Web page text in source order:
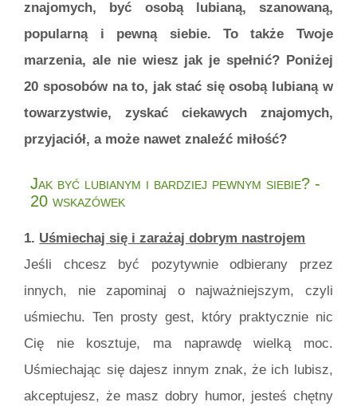
znajomych, być osobą lubianą, szanowaną,
popularną i pewną siebie. To także Twoje
marzenia, ale nie wiesz jak je spełnić? Poniżej
20 sposobów na to, jak stać się osobą lubianą w
towarzystwie, zyskać ciekawych znajomych,
przyjaciół, a może nawet znaleźć miłość?
Jak być lubianym i bardziej pewnym siebie? -
20 wskazówek
1. Uśmiechaj się i zarażaj dobrym nastrojem
Jeśli chcesz być pozytywnie odbierany przez
innych, nie zapominaj o najważniejszym, czyli
uśmiechu. Ten prosty gest, który praktycznie nic
Cię nie kosztuje, ma naprawdę wielką moc.
Uśmiechając się dajesz innym znak, że ich lubisz,
akceptujesz, że masz dobry humor, jesteś chętny